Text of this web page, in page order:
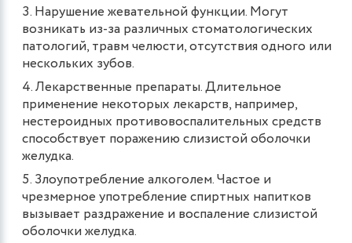
Нарушение жевательной функции. Могут
возникать из-за различных стоматологических
патологий, травм челюсти, отсутствия одного или
нескольких зубов.
Лекарственные препараты. Длительное
применение некоторых лекарств, например,
нестероидных противовоспалительных средств
способствует поражению слизистой оболочки
желудка.
Злоупотребление алкоголем. Частое и
чрезмерное употребление спиртных напитков
вызывает раздражение и воспаление слизистой
оболочки желудка.